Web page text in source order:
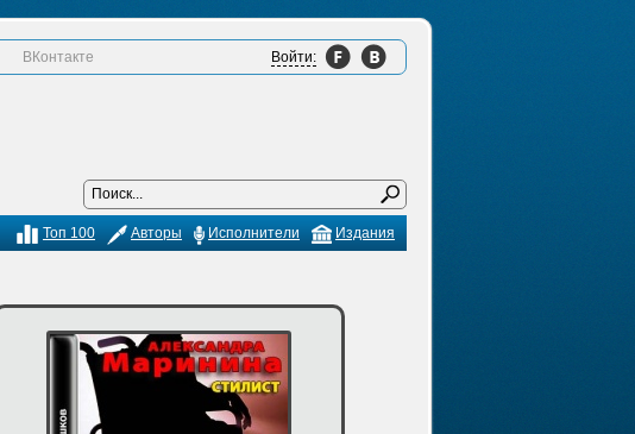
ВКонтакте Войти:
Издания
Исполнители
Авторы
Топ 100